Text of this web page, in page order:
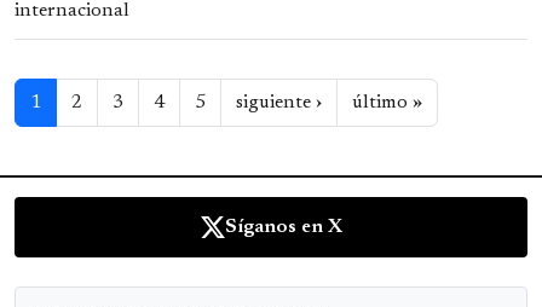
Paginación
1 2 3 4 5 siguiente ›Siguiente página
último »Última página
Síganos en X